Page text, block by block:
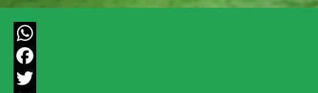
WhatsApp
Facebook